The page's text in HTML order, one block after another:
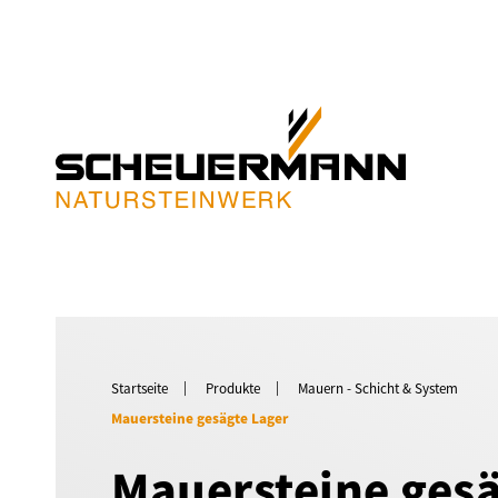
Startseite Produkte
Mauern - Schicht & System
Mauersteine gesägte Lager